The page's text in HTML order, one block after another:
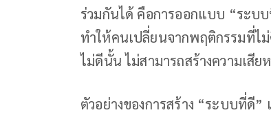
ร่วมกันได้ คือการออกแบบ “ระบ
ทำให้คนเปลี่ยนจากพฤติกรรมที่ไ
ไม่ดีนั้น ไม่สามารถสร้างความเสี
ตัวอย่างของการสร้าง “ระบบที่ดี